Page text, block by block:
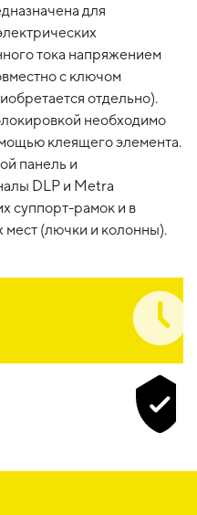
для
тока напряжением
с ключом
отдельно).
необходимо
клеящего элемента.
панель и
DLP и Metra
суппорт-рамок и в
мест (лючки и колонны).